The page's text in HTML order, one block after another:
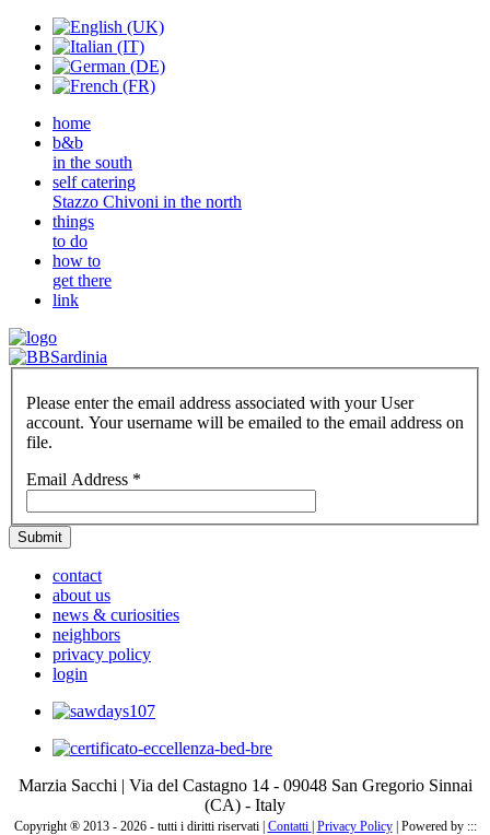
home
b&b
in the south
self catering
Stazzo Chivoni in the north
things
to do
how to
get there
link
Please enter the email address associated with your User
account. Your username will be emailed to the email address on
file.
Email Address *
Submit
contact
about us
news & curiosities
neighbors
privacy policy
login
Marzia Sacchi | Via del Castagno 14 - 09048 San Gregorio Sinnai
(CA) - Italy
Copyright ® 2013 - 2026 - tutti i diritti riservati | Contatti | Privacy Policy| Powered by :::